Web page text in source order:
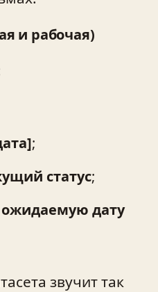
и рабочая)
;
статус;
ожидаемую дату
звучит так